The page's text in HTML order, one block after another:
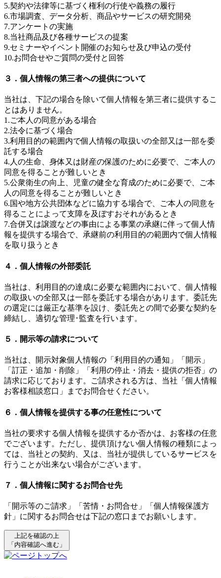
5.契約や法律等に基づく権利の行使や義務の履行
6.市場調査、データ分析、商品やサービスの研究開発
7.アンケートの実施
8.当社商品及び各種サービスの提案
9.セミナーやイベント開催のお知らせ及び申込の受付
10.お問合せやご質問の受付と回答
３．個人情報の第三者への提供について
当社は、下記の場合を除いて個人情報を第三者に提供するこ
とはありません。
1.ご本人の同意がある場合
2.法令に基づく場合
3.利用目的の範囲内で個人情報の取扱いの全部又は一部を委
託する場合
4.人の生命、身体又は財産の保護のために必要で、ご本人の
同意を得ることが難しいとき
5.公衆衛生の向上、児童の健全な育成のために必要で、ご本
人の同意を得ることが難しいとき
6.国や地方公共団体などに協力する場合で、ご本人の同意を
得ることによって支障を及ぼすおそれがあるとき
7.合併又は譲渡などの事由による事業の承継に伴って個人情
報を提供する場合で、承継前の利用目的の範囲内で個人情報
を取り扱うとき
４．個人情報の外部委託
当社は、利用目的の達成に必要な範囲内において、個人情報
の取扱いの全部又は一部を委託する場合があります。委託先
の選定には厳正な基準を設け、委託先との間で必要な契約を
締結し、適切な管理･監査を行います。
５．開示等の請求について
当社は、開示対象個人情報の「利用目的の通知」「開示」
「訂正・追加・削除」「利用の停止・消去・提供の拒否」の
請求に応じております。ご請求される方は、当社「個人情報
お客様相談窓口」までお問合せください。
６．個人情報を提供する事の任意性について
当社の要求する個人情報を提供するか否かは、お客様の任意
でございます。ただし、提供頂けない個人情報の種類によっ
ては、当社との契約、又は、当社が提供しているサービスを
行うことが出来ない場合がございます。
７．個人情報に関するお問合せ先
「開示等のご請求」「苦情・お問合せ」「個人情報保護方
針」に関するお問合せは下記の窓口までお願いします。
上記を確認の上
「内容確認へ進む」